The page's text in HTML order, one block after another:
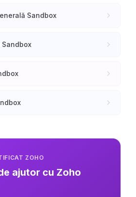
Sandbox
ZOHO
ajutor cu Zoho